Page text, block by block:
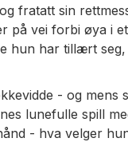
fratatt sin
på vei forbi øya i
hun har tillært
- og mens
lunefulle spill
- hva velger